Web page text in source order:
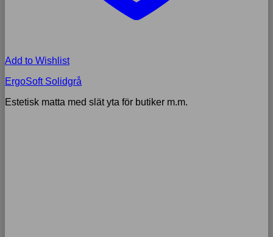
Add to Wishlist
ErgoSoft Solidgrå
Estetisk matta med slät yta för butiker m.m.